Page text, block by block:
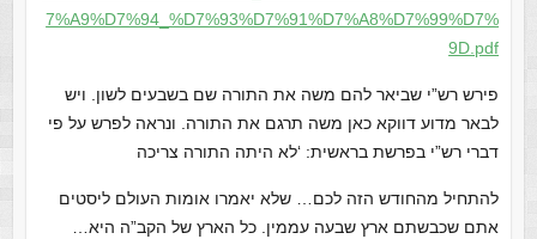
7%A9%D7%94_%D7%93%D7%91%D7%A8%D7%99%D7%
9D.pdf
פירש רש”י שביאר להם משה את התורה שם בשבעים לשון. ויש
לבאר מדוע דווקא כאן משה תרגם את התורה. ונראה לפרש על פי
דברי רש”י בפרשת בראשית: ‘לא היתה התורה צריכה
להתחיל מהחודש הזה לכם… שלא יאמרו אומות העולם ליסטים
אתם שכבשתם ארץ שבעה עממין. כל הארץ של הקב”ה היא…